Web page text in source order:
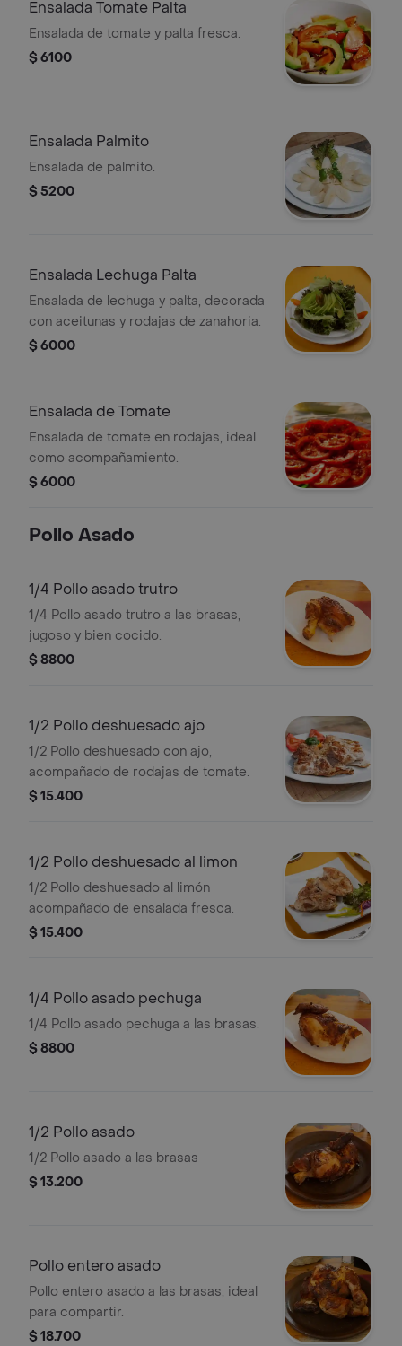
Ensalada Tomate Palta
Ensalada de tomate y palta fresca.
$ 6100
Ensalada Palmito
Ensalada de palmito.
$ 5200
Ensalada Lechuga Palta
Ensalada de lechuga y palta, decorada
con aceitunas y rodajas de zanahoria.
$ 6000
Ensalada de Tomate
Ensalada de tomate en rodajas, ideal
como acompañamiento.
$ 6000
Pollo Asado
1/4 Pollo asado trutro
1/4 Pollo asado trutro a las brasas,
jugoso y bien cocido.
$ 8800
1/2 Pollo deshuesado ajo
1/2 Pollo deshuesado con ajo,
acompañado de rodajas de tomate.
$ 15.400
1/2 Pollo deshuesado al limon
1/2 Pollo deshuesado al limón
acompañado de ensalada fresca.
$ 15.400
1/4 Pollo asado pechuga
1/4 Pollo asado pechuga a las brasas.
$ 8800
1/2 Pollo asado
1/2 Pollo asado a las brasas
$ 13.200
Pollo entero asado
Pollo entero asado a las brasas, ideal
para compartir.
$ 18.700